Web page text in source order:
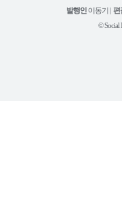
발행인 이동기 | 편
© Social